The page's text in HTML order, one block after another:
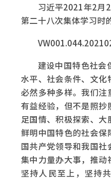
习近平2021年2月
第二十八次集体学习时
建设中国特色社会
水平、社会条件、文化
必然多种多样。我们注
有益经验，但不是照抄
足国情、积极探索、大
鲜明中国特色的社会保
国共产党领导和我国社
集中力量办大事，推动
坚持人民至上，坚持